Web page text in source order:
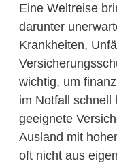
Eine Weltreise
darunter
Krankheiten,
wichtig, um
im Notfall schnell
geeignete
Ausland mit
oft nicht aus